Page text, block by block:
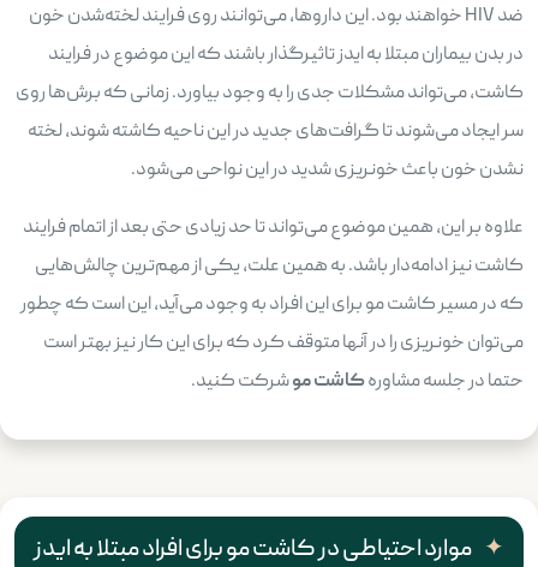
ضد HIV خواهند بود. این داروها، می‌توانند روی فرایند لخته‌شدن خون
در بدن بیماران مبتلا به ایدز تاثیرگذار باشند که این موضوع در فرایند
کاشت، می‌تواند مشکلات جدی را به وجود بیاورد. زمانی که برش‌ها روی
سر ایجاد می‌شوند تا گرافت‌های جدید در این ناحیه کاشته شوند، لخته
نشدن خون باعث خونریزی شدید در این نواحی می‌شود.
علاوه بر این، همین موضوع می‌تواند تا حد زیادی حتی بعد از اتمام فرایند
کاشت نیز ادامه‌دار باشد. به همین علت، یکی از مهم‌ترین چالش‌هایی
که در مسیر کاشت مو برای این افراد به وجود می‌آید، این است که چطور
می‌توان خونریزی را در آنها متوقف کرد که برای این کار نیز بهتر است
حتما در جلسه مشاورهکاشت موشرکت کنید.
موارد احتیاطی در کاشت مو برای افراد مبتلا به ایدز